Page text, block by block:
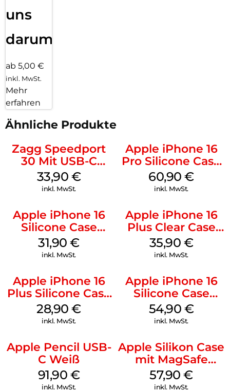
uns
darum!
ab 5,00 €
inkl. MwSt.
Mehr
erfahren
Ähnliche Produkte
Zagg Speedport
30 Mit USB-C
Kabel Weiß
33,90 €
inkl. MwSt.
Apple iPhone 16
Pro Silicone Case
MagSafe Stone
Gray
60,90€
inkl. MwSt.
Apple iPhone 16
Silicone Case
MagSafe Fuchsia
31,90€
inkl. MwSt.
Apple iPhone 16
Plus Clear Case
MagSafe
Transparent
35,90 €
inkl. MwSt.
Apple iPhone 16
Plus Silicone Case
MagSafe Black
28,90€
inkl. MwSt.
Apple iPhone 16
Silicone Case
MagSafe Lake
Green
54,90 €
inkl. MwSt.
Apple Pencil USB-
C Weiß
91,90 €
inkl. MwSt.
Apple Silikon Case
mit MagSafe
iPhone 14 Pro
(PRODUCT)RED
57,90€
inkl. MwSt.